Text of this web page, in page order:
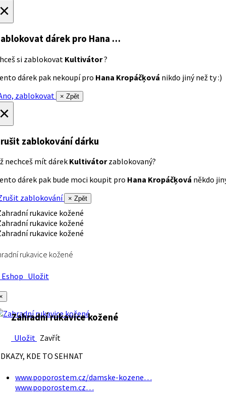
dárek pro Hana …
si zablokovat Kultivátor?
dárek pak nekoupí pro Hana Kropáčķová nikdo jiný než ty :)
zablokovat
× Zpět
zablokování dárku
nechceš mít dárek Kultivátorzablokovaný?
dárek pak bude moci koupit pro Hana Kropáčķová někdo
zablokování
× Zpět
rukavice kožené
Uložit
Zahradní rukavice kožené
Uložit Zavřít
KDE TO SEHNAT
www.poporostem.cz/damske-kozene…
www.poporostem.cz…